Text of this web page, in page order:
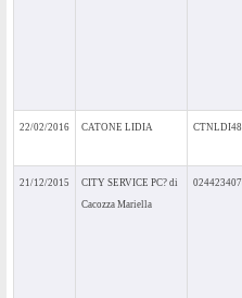
22/02/2016 CATONE LIDIA
21/12/2015
CITY SERVICE PC? di
Cacozza Mariella